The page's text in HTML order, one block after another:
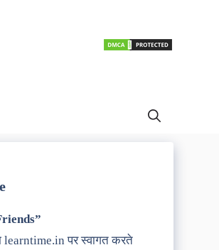
पर स्वागत करते